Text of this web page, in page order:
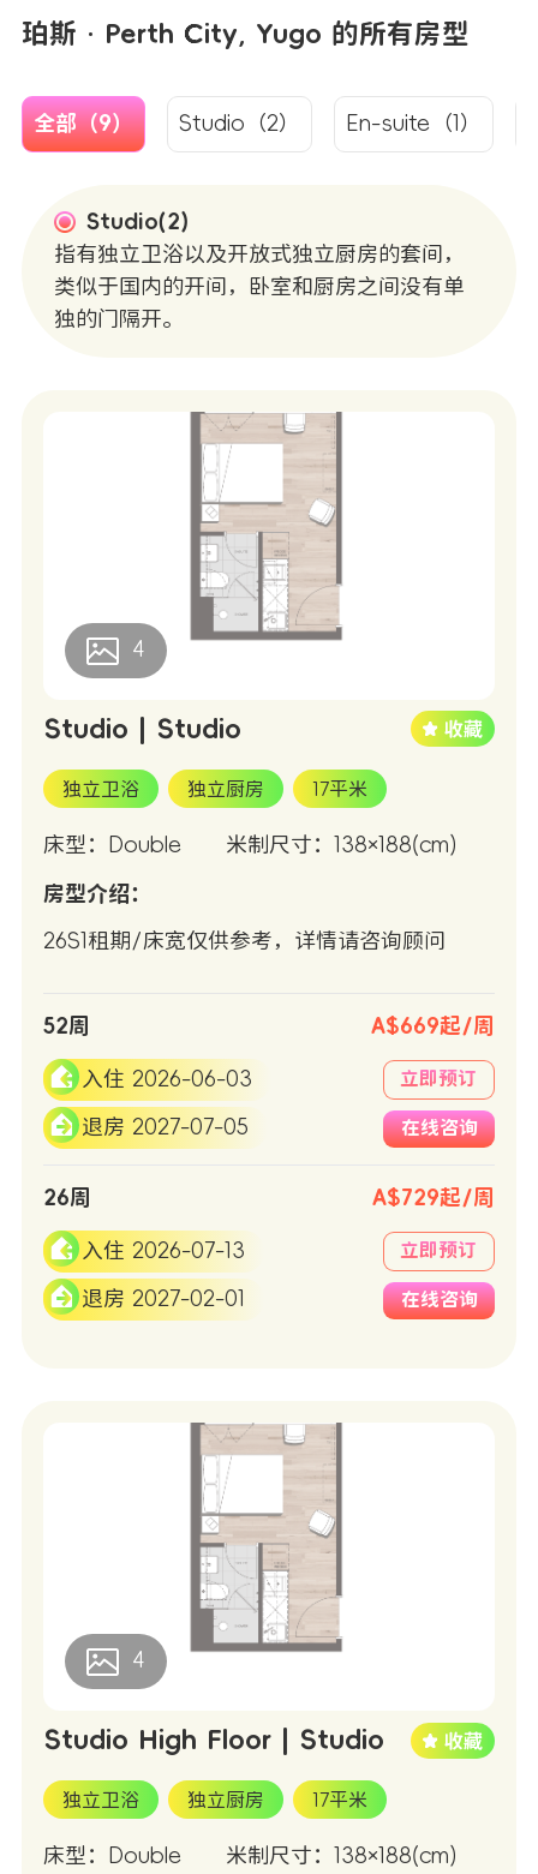
珀斯 · Perth City, Yugo 的所有房型
全部（9） Studio（2） En-suite（1）
Studio(2)
指有独立卫浴以及开放式独立厨房的套间，
类似于国内的开间，卧室和厨房之间没有单
独的门隔开。
4
Studio | Studio
独立卫浴 独立厨房 17平米
床型：Double 米制尺寸：138×188(cm)
房型介绍：
26S1租期/床宽仅供参考，详情请咨询顾问
52周 A$669起/周
入住 2026-06-03
退房 2027-07-05
立即预订
在线咨询
26周 A$729起/周
入住 2026-07-13
退房 2027-02-01
立即预订
在线咨询
4
Studio High Floor | Studio
独立卫浴 独立厨房 17平米
床型：Double 米制尺寸：138×188(cm)